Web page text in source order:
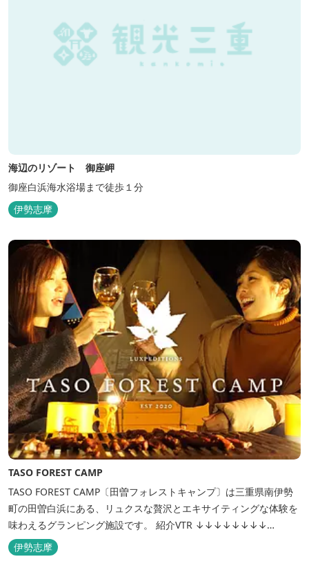
海辺のリゾート 御座岬
御座白浜海水浴場まで徒歩１分
伊勢志摩
TASO FOREST CAMP
TASO FOREST CAMP〔田曽フォレストキャンプ〕は三重県南伊勢
町の田曽白浜にある、リュクスな贅沢とエキサイティングな体験を
味わえるグランピング施設です。 紹介VTR ↓↓↓↓↓↓↓↓
https://www.youtube.com/watch?v=jpF0wPRjqSw
伊勢志摩